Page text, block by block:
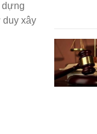
dựng
duy xây